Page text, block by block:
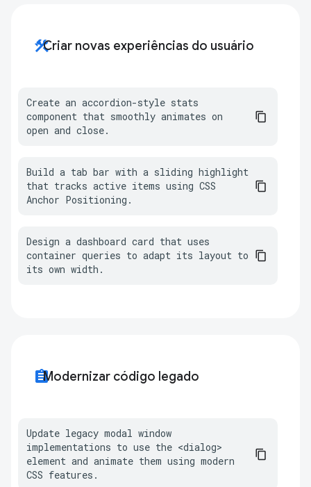
constructionCriar novas experiências do usuário
Create an accordion-style stats
component that smoothly animates on
open and close.
Build a tab bar with a sliding highlight
that tracks active items using CSS
Anchor Positioning.
Design a dashboard card that uses
container queries to adapt its layout to
its own width.
assignmentModernizar código legado
Update legacy modal window
implementations to use the <dialog>
element and animate them using modern
CSS features.